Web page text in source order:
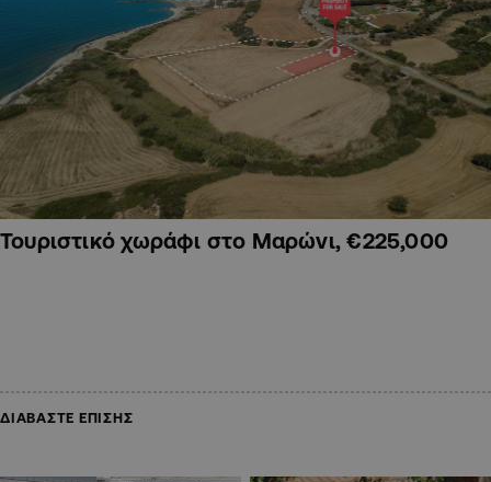
Τουριστικό χωράφι στο Μαρώνι, €225,000
ΔΙΑΒΑΣΤΕ ΕΠΙΣΗΣ